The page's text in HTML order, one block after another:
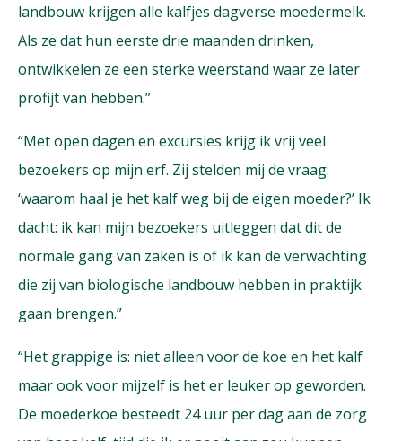
landbouw krijgen alle kalfjes dagverse moedermelk.
Als ze dat hun eerste drie maanden drinken,
ontwikkelen ze een sterke weerstand waar ze later
profijt van hebben.”
“Met open dagen en excursies krijg ik vrij veel
bezoekers op mijn erf. Zij stelden mij de vraag:
‘waarom haal je het kalf weg bij de eigen moeder?’ Ik
dacht: ik kan mijn bezoekers uitleggen dat dit de
normale gang van zaken is of ik kan de verwachting
die zij van biologische landbouw hebben in praktijk
gaan brengen.”
“Het grappige is: niet alleen voor de koe en het kalf
maar ook voor mijzelf is het er leuker op geworden.
De moederkoe besteedt 24 uur per dag aan de zorg